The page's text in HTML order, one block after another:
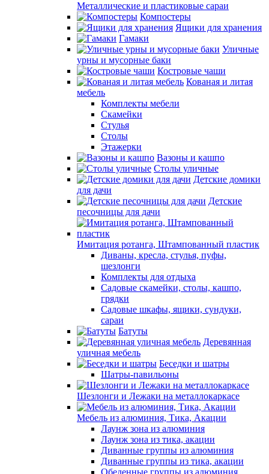
Металлические и пластиковые сараи
Компостеры
Ящики для хранения
Гамаки
Уличные
урны и мусорные баки
Костровые чаши
Кованая и литая
мебель
Комплекты мебели
Скамейки
Стулья
Столы
Этажерки
Вазоны и кашпо
Столы уличные
Детские домики
для дачи
Детские
песочницы для дачи
Имитация ротанга, Штампованный пластик
Диваны, кресла, стулья, пуфы,
шезлонги
Комплекты для отдыха
Садовые скамейки, столы, кашпо,
грядки
Садовые шкафы, ящики, сундуки,
сараи
Батуты
Деревянная
уличная мебель
Беседки и шатры
Шатры-павильоны
Шезлонги и Лежаки на металлокаркасе
Мебель из алюминия, Тика, Акации
Лаунж зона из алюминия
Лаунж зона из тика, акации
Диванные группы из алюминия
Диванные группы из тика, акации
Обеденные группы из алюминия